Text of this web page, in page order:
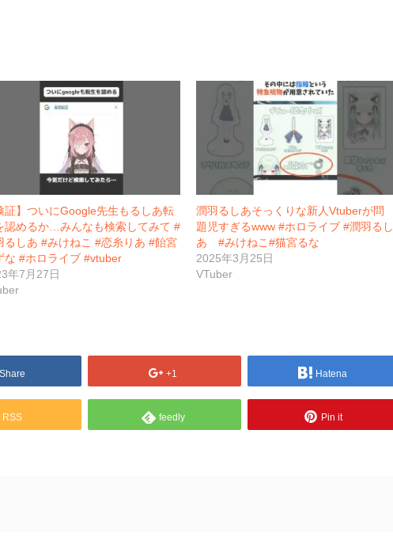
証】ついにGoogle先生もるしあ転
認めるか…みんなも検索してみて #
るしあ #みけねこ #恋糸りあ #飴宮
な #ホロライブ #vtuber
年7月27日
潤羽るしあそっくりな新人Vtuberが問
題児すぎるwww #ホロライブ #潤羽るし
あ #みけねこ#猫宮るな
2025年3月25日
VTuber
Share +1 Hatena
RSS feedly Pin it